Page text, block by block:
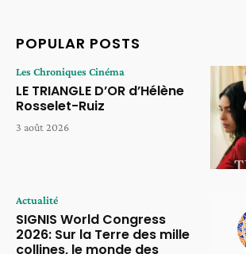
POPULAR POSTS
Les Chroniques Cinéma
LE TRIANGLE D’OR d’Hélène
Rosselet-Ruiz
3 août 2026
Actualité
SIGNIS World Congress
2026: Sur la Terre des mille
collines, le monde des